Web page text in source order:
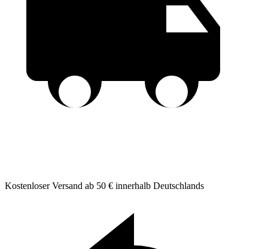
Kostenloser Versand ab 50 € innerhalb Deutschlands